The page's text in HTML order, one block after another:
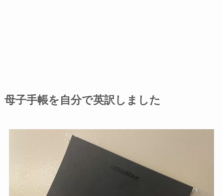
母子手帳を自分で英訳しました